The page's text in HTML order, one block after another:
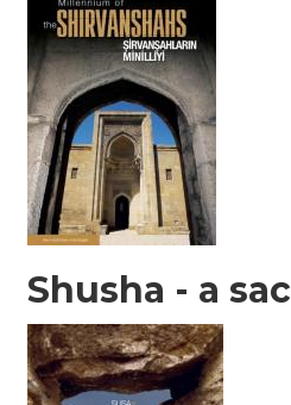
Shusha - a